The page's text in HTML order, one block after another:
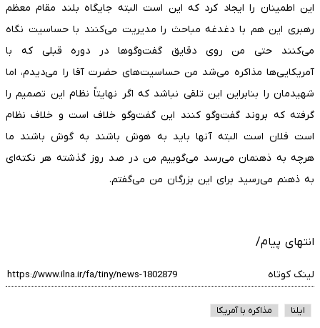
این اطمینان را ایجاد کرد که این است البته جایگاه بلند مقام معظم
رهبری این هم با دغدغه مباحث را مدیریت می‌کنند با حساسیت نگاه
می‌کنند حتی من روی دقایق گفت‌و‌گو‌ها در دوره قبلی که با
آمریکایی‌ها مذاکره می‌شد من حساسیت‌های حضرت آقا را می‌دیدم، اما
شهیدمان را بنابراین این تلقی نباشد که اگر نهایتاً نظام این تصمیم را
گرفته که بروند گفت‌و‌گو کنند این گفت‌و‌گو خلاف است و خلاف نظام
است فلان است البته آنها باید به هوش باشند به گوش باشند ما
هرچه به ذهنمان می‌رسد می‌گوییم من در صد روز گذشته هر نکته‌ای
به ذهنم می‌رسید برای این بزرگان من می‌گفتم.
انتهای پیام/
لینک کوتاه
ایلنا مذاکره با آمریکا